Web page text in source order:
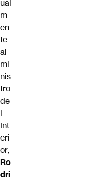
ual
m
en
te
al
mi
nis
tro
de
l
Int
eri
or,
Ro
dri